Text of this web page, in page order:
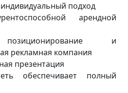
подход
арендной
и
рекламная компания
презентация
обеспечивает полный